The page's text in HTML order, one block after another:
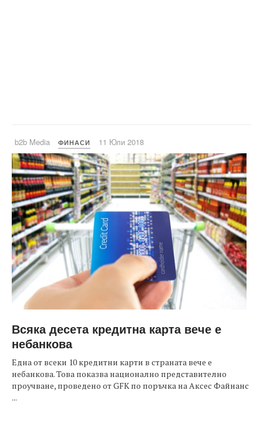
b2b Media ФИНАСИ 11 Юли 2018
Всяка десета кредитна карта вече е
небанкова
Една от всеки 10 кредитни карти в страната вече е
небанкова. Това показва национално представително
проучване, проведено от GFK по поръчка на Аксес Файнанс
...